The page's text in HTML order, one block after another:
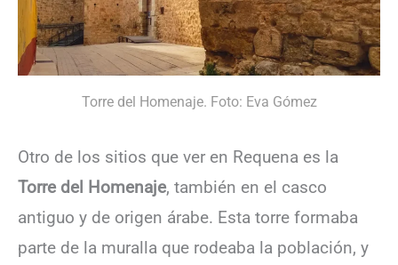
Torre del Homenaje. Foto: Eva Gómez
Otro de los sitios que ver en Requena es la
Torre del Homenaje, también en el casco
antiguo y de origen árabe. Esta torre formaba
parte de la muralla que rodeaba la población, y